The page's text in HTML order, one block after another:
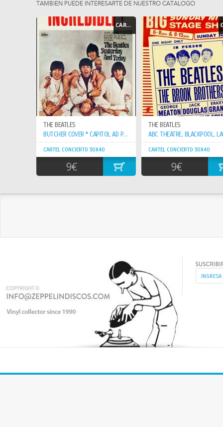
TAMBIEN PUEDE INTERESARTE DE NUESTRO CATÁLOGO
CARTEL - POSTER
THE BEATLES
BUTCHER COVER * CAPITOL AD POSTER 1966
CARTEL CONCIERTO 30X40
9€
THE BEATLES
CARTEL CONCIERTO 30X40
9€